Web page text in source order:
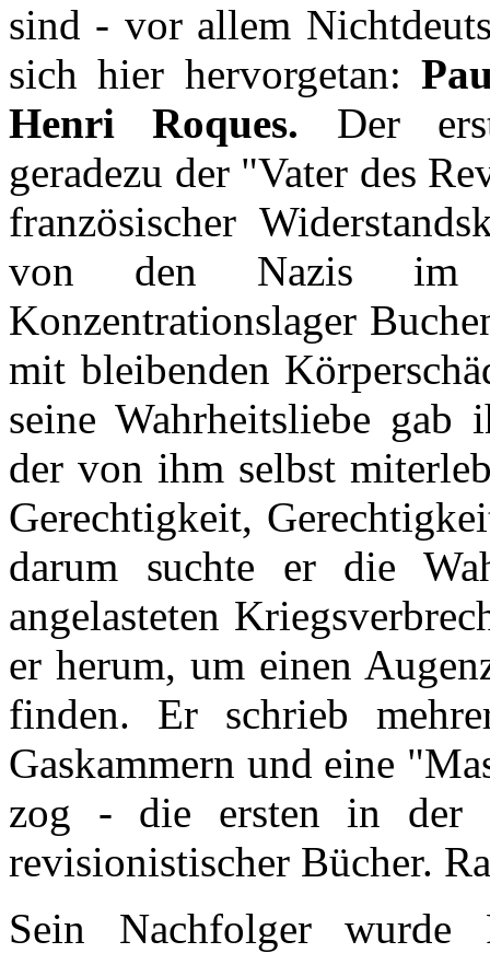
sind - vor allem
sich hier hervorgetan:
Henri Roques. Der
geradezu der "Vater des
französischer
von den Nazis im
Konzentrationslager
mit bleibenden
seine Wahrheitsliebe gab
der von ihm selbst
Gerechtigkeit,
darum suchte er die
angelasteten
er herum, um einen
finden. Er schrieb
Gaskammern und eine
zog - die ersten in der
revisionistischer Bücher.
Sein Nachfolger wurde